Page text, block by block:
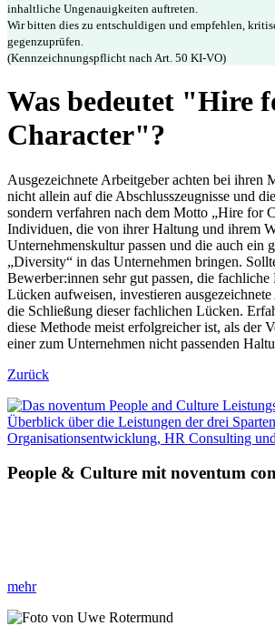
inhaltliche Ungenauigkeiten auftreten.
Wir bitten dies zu entschuldigen und empfehlen,
gegenzuprüfen.
(Kennzeichnungspflicht nach Art. 50 KI-VO)
Was bedeutet "Hire
Character"?
Ausgezeichnete Arbeitgeber achten bei ihren
nicht allein auf die Abschlusszeugnisse und
sondern verfahren nach dem Motto „Hire for
Individuen, die von ihrer Haltung und ihrem
Unternehmenskultur passen und die auch ein
„Diversity“ in das Unternehmen bringen.
Bewerber:innen sehr gut passen, die
Lücken aufweisen, investieren
die Schließung dieser fachlichen Lücken.
diese Methode meist erfolgreicher ist, als der
einer zum Unternehmen nicht passenden
Zurück
People & Culture mit noventum
mehr